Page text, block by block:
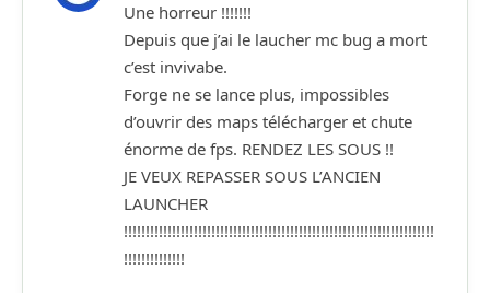
Une horreur !!!!!!!
Depuis que j’ai le laucher mc bug a mort
c’est invivabe.
Forge ne se lance plus, impossibles
d’ouvrir des maps télécharger et chute
énorme de fps. RENDEZ LES SOUS !!
JE VEUX REPASSER SOUS L’ANCIEN
LAUNCHER
!!!!!!!!!!!!!!!!!!!!!!!!!!!!!!!!!!!!!!!!!!!!!!!!!!!!!!!!!!!!!!!!!!!!!!!
!!!!!!!!!!!!!!